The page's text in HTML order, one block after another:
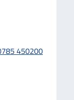
450200